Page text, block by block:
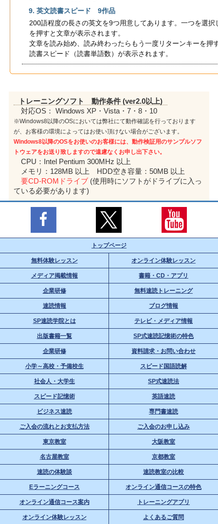
9. 英文読書スピード 9作品
200語程度の長さの英文を9つ用意してあります。一つを選択
を押すと文章が表示されます。
文章を読み始め、読み終わったらもう一度リターンキーを押
読書スピード（読書単語数）が表示されます。
トレーニングソフト 動作条件 (ver2.0以上)
対応OS： Windows XP・Vista・7・8・10
※Windows8以降のOSにおいては弊社にて動作確認を行っております
が、お客様の環境によってはお使い頂けない場合がございます。
Windows8以降のOSをお使いのお客様には、動作検証用のサンプルソフ
トウェアをお送り致しますので遠慮なくお申し出下さい。
CPU：Intel Pentium 300MHz 以上
メモリ：128MB 以上 HDD空き容量：50MB 以上
要CD-ROMドライブ (使用時にソフトがドライブに入っ
ている必要があります)
トップページ
無料体験レッスン オンライン体験レッスン
メディア掲載情報 書籍・CD・アプリ
企業研修 無料速読トレーニング
速読情報 ブログ情報
SP速読学院とは テレビ・メディア情報
出版書籍一覧 SP式速読記憶術の特色
企業研修 資料請求・お問い合わせ
小学～高校・予備校生 スピード国語読解
社会人・大学生 SP式速読法
スピード記憶術 英語速読
ビジネス速読 専門書速読
ご入会の流れとお支払方法 ご入会のお申し込み
東京教室 大阪教室
名古屋教室 京都教室
速読の体験談 速読教室の比較
Eラーニングコース オンライン通信コースの特色
オンライン通信コース案内 トレーニングアプリ
オンライン体験レッスン よくあるご質問